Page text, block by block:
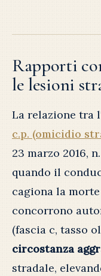
Rapporti
le lesioni
La relazione tra
c.p. (omicidio
23 marzo 2016,
quando il
cagiona la
concorrono
(fascia c, tasso
circostanza
stradale,